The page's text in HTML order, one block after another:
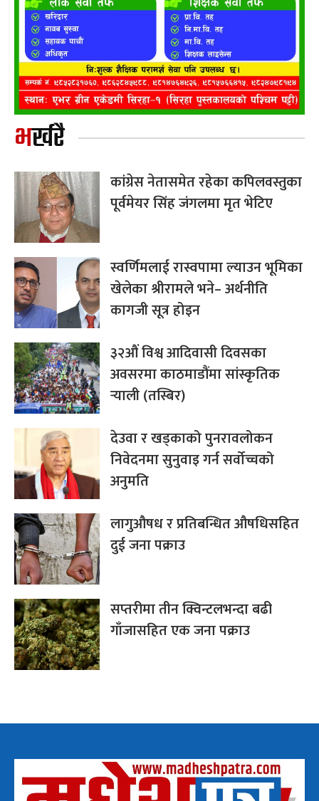
भर्खरै
कांग्रेस नेतासमेत रहेका कपिलवस्तुका
पूर्वमेयर सिंह जंगलमा मृत भेटिए
स्वर्णिमलाई रास्वपामा ल्याउन भूमिका
खेलेका श्रीरामले भने– अर्थनीति
कागजी सूत्र होइन
३२औं विश्व आदिवासी दिवसका
अवसरमा काठमाडौंमा सांस्कृतिक
र्‍याली (तस्बिर)
देउवा र खड्काको पुनरावलोकन
निवेदनमा सुनुवाइ गर्न सर्वोच्चको
अनुमति
लागुऔषध र प्रतिबन्धित औषधिसहित
दुई जना पक्राउ
सप्तरीमा तीन क्विन्टलभन्दा बढी
गाँजासहित एक जना पक्राउ